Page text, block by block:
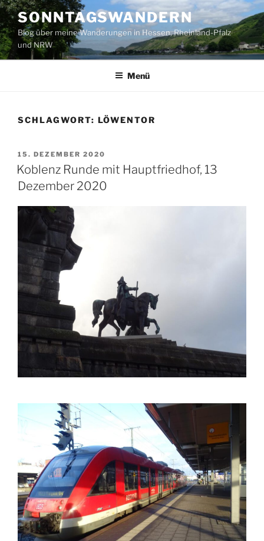
Zum
Inhalt
springen
SONNTAGSWANDERN
Blog über meine Wanderungen in Hessen, Rheinland-Pfalz
und NRW
Menü
SCHLAGWORT: LÖWENTOR
VERÖFFENTLICHT
AM
15. DEZEMBER 2020
Koblenz Runde mit Hauptfriedhof, 13
Dezember 2020